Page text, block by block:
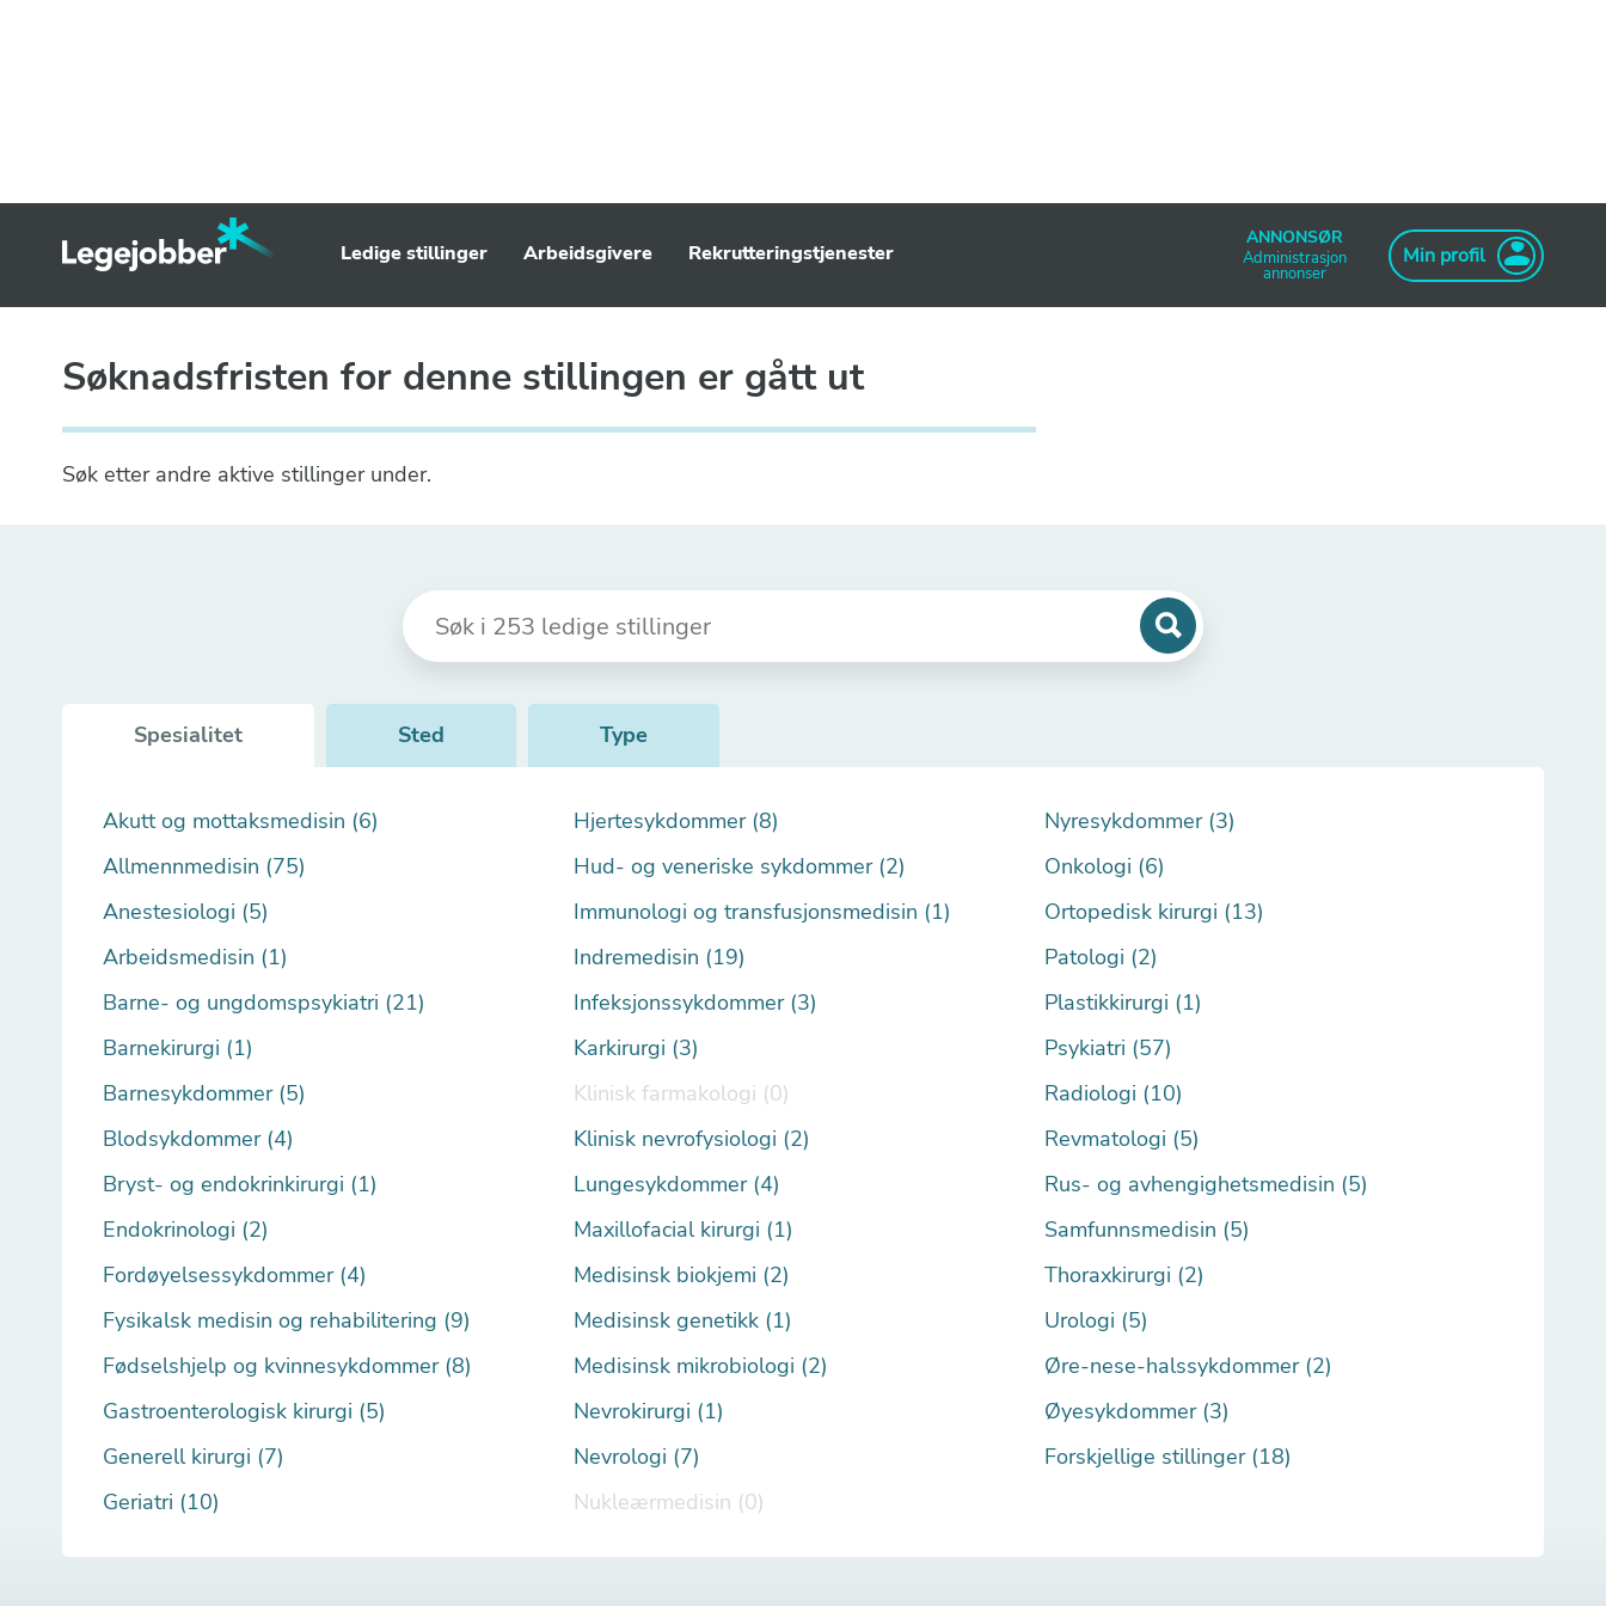
Ledige stillinger Arbeidsgivere Rekrutteringstjenester
ANNONSØR
Administrasjon
annonser
Min profil
Søknadsfristen for denne stillingen er gått ut
Søk etter andre aktive stillinger under.
Spesialitet Sted Type
Akutt og mottaksmedisin (6)
Allmennmedisin (75)
Anestesiologi (5)
Arbeidsmedisin (1)
Barne- og ungdomspsykiatri (21)
Barnekirurgi (1)
Barnesykdommer (5)
Blodsykdommer (4)
Bryst- og endokrinkirurgi (1)
Endokrinologi (2)
Fordøyelsessykdommer (4)
Fysikalsk medisin og rehabilitering (9)
Fødselshjelp og kvinnesykdommer (8)
Gastroenterologisk kirurgi (5)
Generell kirurgi (7)
Geriatri (10)
Hjertesykdommer (8)
Hud- og veneriske sykdommer (2)
Immunologi og transfusjonsmedisin (1)
Indremedisin (19)
Infeksjonssykdommer (3)
Karkirurgi (3)
Klinisk farmakologi (0)
Klinisk nevrofysiologi (2)
Lungesykdommer (4)
Maxillofacial kirurgi (1)
Medisinsk biokjemi (2)
Medisinsk genetikk (1)
Medisinsk mikrobiologi (2)
Nevrokirurgi (1)
Nevrologi (7)
Nukleærmedisin (0)
Nyresykdommer (3)
Onkologi (6)
Ortopedisk kirurgi (13)
Patologi (2)
Plastikkirurgi (1)
Psykiatri (57)
Radiologi (10)
Revmatologi (5)
Rus- og avhengighetsmedisin (5)
Samfunnsmedisin (5)
Thoraxkirurgi (2)
Urologi (5)
Øre-nese-halssykdommer (2)
Øyesykdommer (3)
Forskjellige stillinger (18)